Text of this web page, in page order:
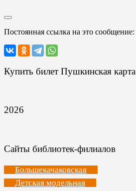
Постоянная ссылка на это сообщение:
Купить билет Пушкинская карта
2026
Сайты библиотек-филиалов
Большекачаковская
Детская модельная